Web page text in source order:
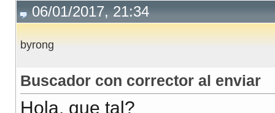
06/01/2017, 21:34
byrong
Buscador con corrector al enviar
Hola, que tal?